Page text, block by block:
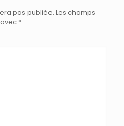
pas publiée. Les champs
*